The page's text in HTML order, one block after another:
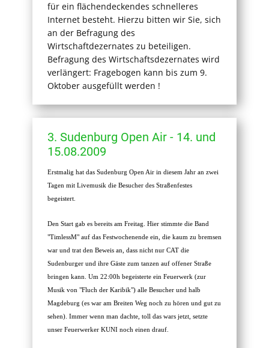
für ein flächendeckendes schnelleres
Internet besteht. Hierzu bitten wir Sie, sich
an der Befragung des
Wirtschaftdezernates zu beteiligen.
Befragung des Wirtschaftsdezernates wird
verlängert: Fragebogen kann bis zum 9.
Oktober ausgefüllt werden !
3. Sudenburg Open Air - 14. und
15.08.2009
Erstmalig hat das Sudenburg Open Air in diesem Jahr an zwei
Tagen mit Livemusik die Besucher des Straßenfestes
begeistert.
Den Start gab es bereits am Freitag. Hier stimmte die Band
"TimlessM" auf das Festwochenende ein, die kaum zu bremsen
war und trat den Beweis an, dass nicht nur CAT die
Sudenburger und ihre Gäste zum tanzen auf offener Straße
bringen kann. Um 22:00h begeisterte ein Feuerwerk (zur
Musik von "Fluch der Karibik") alle Besucher und halb
Magdeburg (es war am Breiten Weg noch zu hören und gut zu
sehen). Immer wenn man dachte, toll das wars jetzt, setzte
unser Feuerwerker KUNI noch einen drauf.